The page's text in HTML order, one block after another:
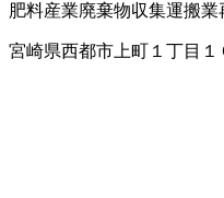
肥料産業廃棄物収集運搬業
宮崎県西都市上町１丁目１